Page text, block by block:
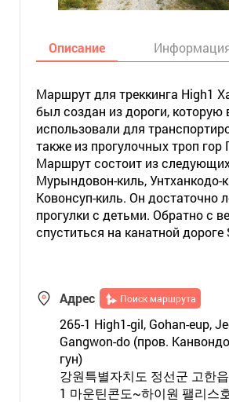
Описание
Маршрут для треккинга High1
был создан из дороги,
использовали для
также из прогулочных троп гор
Маршрут состоит из
Мурындовон-киль, Унтханкодо-
Ковонсуп-киль. Он достаточно
прогулки с детьми. Обратно с
спуститься на канатной дороге
Адрес Поиск маршрута
265-1 High1-gil, Gohan-eup,
Gangwon-do (пров.
гун)
강원특별자치도 정선군 고한
1 마운틴콘도~하이원 팰리스